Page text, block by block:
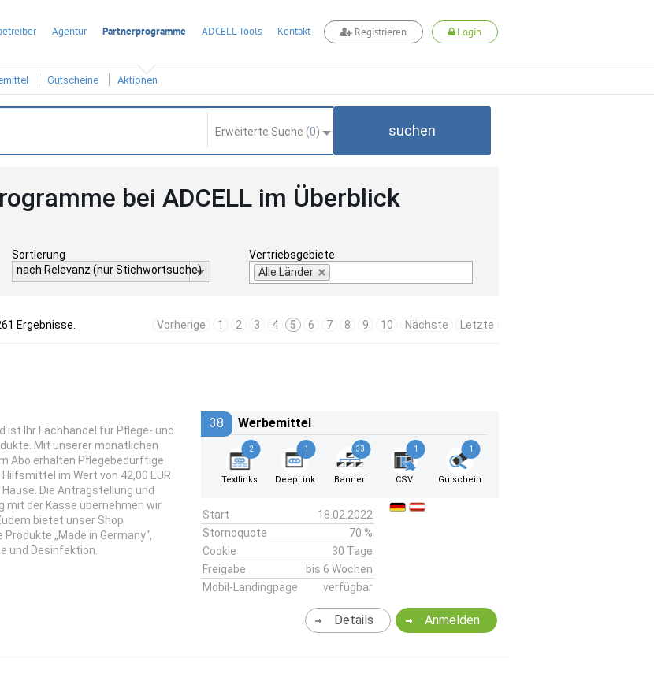
Agentur Partnerprogramme ADCELL-Tools Kontakt Registrieren Login
Gutscheine Aktionen
Erweiterte Suche (0) suchen
bei ADCELL im Überblick
Sortierung
nach Relevanz (nur Stichwortsuche)
Vertriebsgebiete
Alle Länder
Ergebnisse. Vorherige 1 2 3 4 5 6 7 8 9 10 Nächste Letzte
ist Ihr Fachhandel für Pflege- und
Mit unserer monatlichen
Abo erhalten Pflegebedürftige
im Wert von 42,00 EUR
Die Antragstellung und
mit der Kasse übernehmen wir
bietet unser Shop
„Made in Germany“,
und Desinfektion.
38 Werbemittel
2
Textlinks
1
DeepLink
33
Banner
1
CSV
1
Gutschein
Start
18.02.2022
Stornoquote
70 %
Cookie
30 Tage
Freigabe
bis 6 Wochen
Mobil-Landingpage
verfügbar
Anmelden
Details